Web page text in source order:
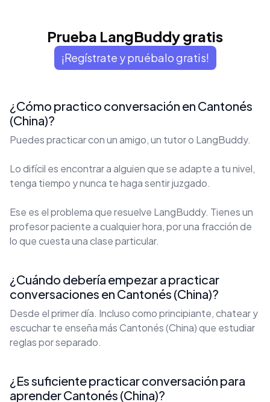
Prueba LangBuddy gratis
¡Regístrate y pruébalo gratis!
¿Cómo practico conversación en Cantonés
(China)?
Puedes practicar con un amigo, un tutor o LangBuddy.
Lo difícil es encontrar a alguien que se adapte a tu nivel,
tenga tiempo y nunca te haga sentir juzgado.
Ese es el problema que resuelve LangBuddy. Tienes un
profesor paciente a cualquier hora, por una fracción de
lo que cuesta una clase particular.
¿Cuándo debería empezar a practicar
conversaciones en Cantonés (China)?
Desde el primer día. Incluso como principiante, chatear y
escuchar te enseña más Cantonés (China) que estudiar
reglas por separado.
¿Es suficiente practicar conversación para
aprender Cantonés (China)?